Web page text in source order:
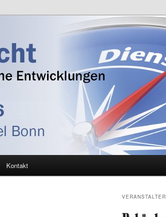
Kontakt
VERANSTALTER